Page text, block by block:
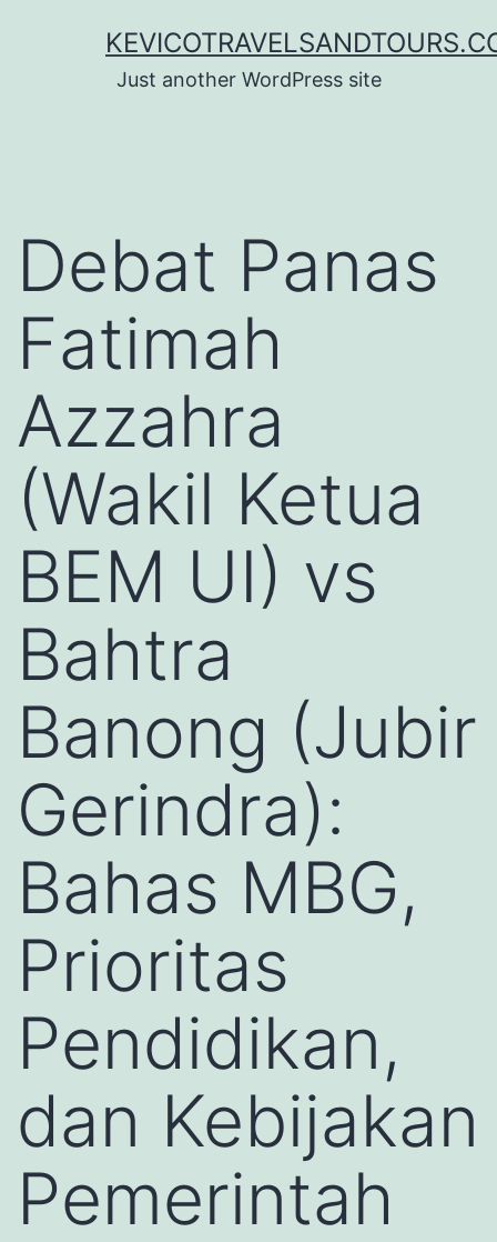
Just another WordPress site
Debat Panas
Fatimah
Azzahra
(Wakil Ketua
BEM UI) vs
Bahtra
Banong (Jubir
Gerindra):
Bahas MBG,
Prioritas
Pendidikan,
dan Kebijakan
Pemerintah